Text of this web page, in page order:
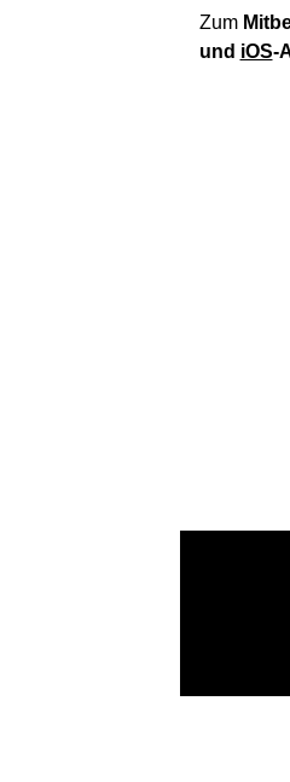
Zum
und iOS-